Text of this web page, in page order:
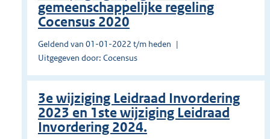
gemeenschappelijke regeling
Cocensus 2020
Geldend van 01-01-2022 t/m heden
Uitgegeven door: Cocensus
3e wijziging Leidraad Invordering
2023 en 1ste wijziging Leidraad
Invordering 2024.